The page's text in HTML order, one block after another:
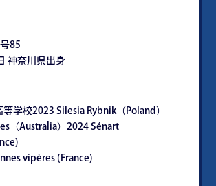
85
神奈川県出⾝
学校2023 Silesia Rybnik（Poland）
（Australia）2024 Sénart
vipères (France)